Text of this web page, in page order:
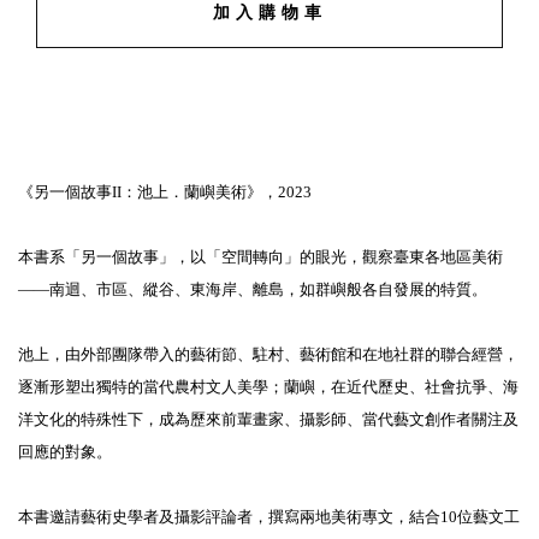
加入購物車
《另一個故事II：池上．蘭嶼美術》，2023
本書系「另一個故事」，以「空間轉向」的眼光，觀察臺東各地區美術
——南迴、市區、縱谷、東海岸、離島，如群嶼般各自發展的特質。
池上，由外部團隊帶入的藝術節、駐村、藝術館和在地社群的聯合經營，
逐漸形塑出獨特的當代農村文人美學；蘭嶼，在近代歷史、社會抗爭、海
洋文化的特殊性下，成為歷來前輩畫家、攝影師、當代藝文創作者關注及
回應的對象。
本書邀請藝術史學者及攝影評論者，撰寫兩地美術專文，結合10位藝文工